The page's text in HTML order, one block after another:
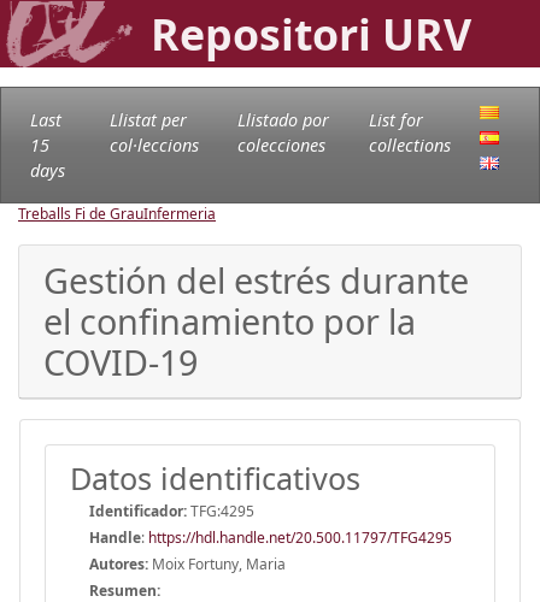
Repositori URV
Last
15
days
Llistat per
col·leccions
Llistado por
colecciones
List for
collections
Treballs Fi de GrauInfermeria
Gestión del estrés durante
el confinamiento por la
COVID-19
Datos identificativos
Identificador:TFG:4295
Handle: https://hdl.handle.net/20.500.11797/TFG4295
Autores: Moix Fortuny, Maria
Resumen: